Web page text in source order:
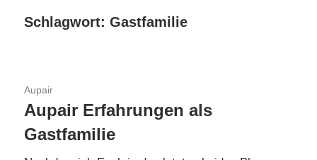
laut
Schlagwort: Gastfamilie
28. Mai 2018
Aupair
Aupair Erfahrungen als
Gastfamilie